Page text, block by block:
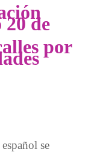
20 de
por
se